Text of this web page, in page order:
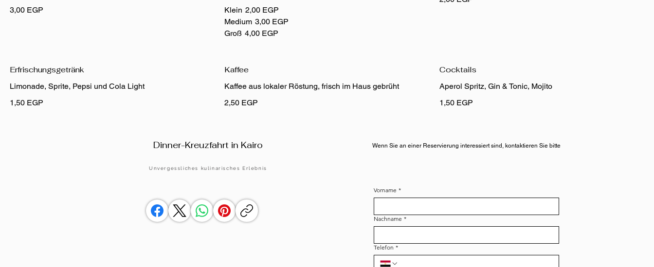
3,00 EGP
Klein 2,00 EGP
Medium 3,00 EGP
Groß 4,00 EGP
Erfrischungsgetränk
Limonade, Sprite, Pepsi und Cola Light
1,50 EGP
Kaffee
Kaffee aus lokaler Röstung, frisch im Haus gebrüht
2,50 EGP
Cocktails
Aperol Spritz, Gin & Tonic, Mojito
1,50 EGP
Dinner-Kreuzfahrt in Kairo
Unvergessliches kulinarisches Erlebnis
Wenn Sie an einer Reservierung interessiert sind, kontaktieren Sie bitte
Vorname *
Nachname *
Telefon *